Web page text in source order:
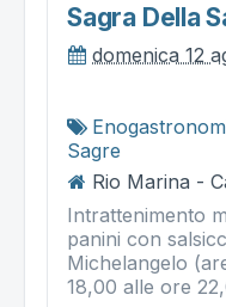
Sagra Della
domenica 12
Sagre
Rio Marina -
Intrattenimento
panini con
Michelangelo
18,00 alle ore